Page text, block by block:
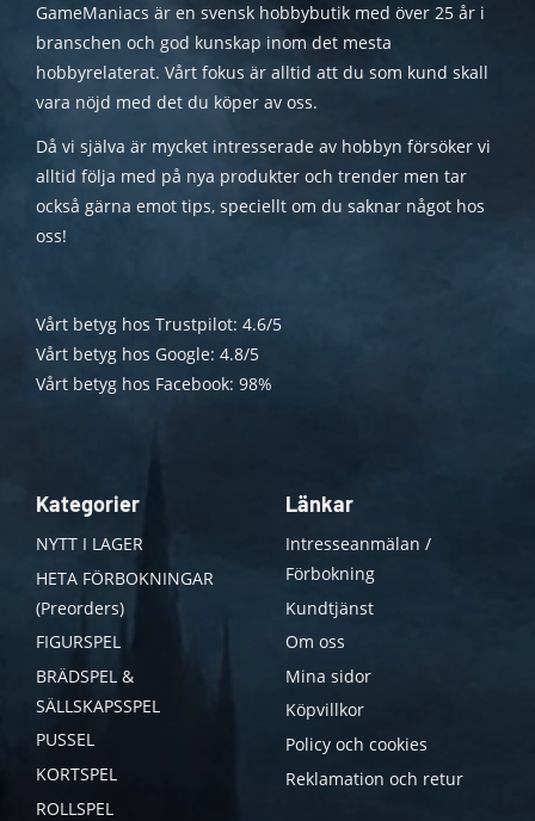
GameManiacs är en svensk hobbybutik med över 25 år i
branschen och god kunskap inom det mesta
hobbyrelaterat. Vårt fokus är alltid att du som kund skall
vara nöjd med det du köper av oss.
Då vi själva är mycket intresserade av hobbyn försöker vi
alltid följa med på nya produkter och trender men tar
också gärna emot tips, speciellt om du saknar något hos
oss!
Vårt betyg hos Trustpilot: 4.6/5
Vårt betyg hos Google: 4.8/5
Vårt betyg hos Facebook: 98%
Kategorier
NYTT I LAGER
HETA FÖRBOKNINGAR
(Preorders)
FIGURSPEL
BRÄDSPEL &
SÄLLSKAPSSPEL
PUSSEL
KORTSPEL
ROLLSPEL
Länkar
Intresseanmälan /
Förbokning
Kundtjänst
Om oss
Mina sidor
Köpvillkor
Policy och cookies
Reklamation och retur